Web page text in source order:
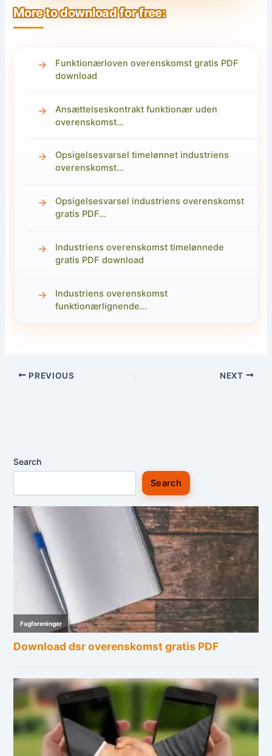
More to download for free:
Funktionærloven overenskomst gratis PDF
download
Ansættelseskontrakt funktionær uden
overenskomst…
Opsigelsesvarsel timelønnet industriens
overenskomst…
Opsigelsesvarsel industriens overenskomst
gratis PDF…
Industriens overenskomst timelønnede
gratis PDF download
Industriens overenskomst
funktionærlignende…
PREVIOUS NEXT
Search
Search